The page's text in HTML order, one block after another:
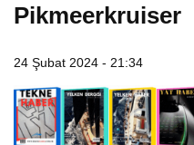
Pikmeerkruiser
24 Şubat 2024 - 21:34